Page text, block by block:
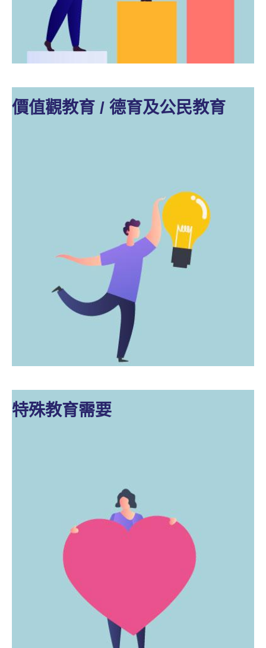
價值觀教育 / 德育及公民教育
特殊教育需要